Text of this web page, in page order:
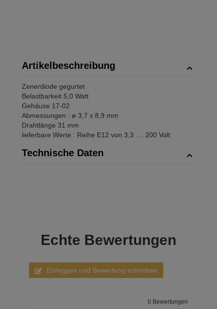
Artikelbeschreibung
Zenerdiode gegurtet
Belastbarkeit 5,0 Watt
Gehäuse 17-02
Abmessungen : ø 3,7 x 8,9 mm
Drahtlänge 31 mm
lieferbare Werte : Reihe E12 von 3,3 .... 200 Volt
Technische Daten
Echte Bewertungen
Einloggen und Bewertung schreiben
0 Bewertungen